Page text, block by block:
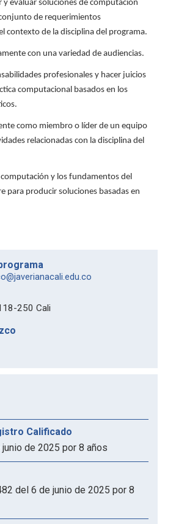
y evaluar soluciones de computación
de requerimientos
contexto de la disciplina del programa.
con una variedad de audiencias.
profesionales y hacer juicios
computacional basados en los
como miembro o líder de un equipo
relacionadas con la disciplina del
y los fundamentos del
para producir soluciones basadas en
250 Cali
Calificado
de 2025 por 8 años
del 6 de junio de 2025 por 8